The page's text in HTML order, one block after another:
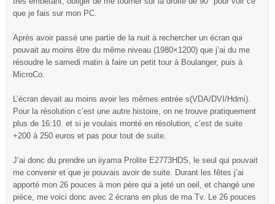
que je fais sur mon PC.
Après avoir passé une partie de la nuit à rechercher un écran qui
pouvait au moins être du même niveau (1980×1200) que j’ai du me
résoudre le samedi matin à faire un petit tour à Boulanger, puis à
MicroCo.
L’écran devait au moins avoir les mêmes entrée s(VDA/DVI/Hdmi).
Pour la résolution c’est une autre histoire, on ne trouve pratiquement
plus de 16:10. et si je voulais monté en résolution, c’est de suite
+200 à 250 euros et pas pour tout de suite.
J’ai donc du prendre un iiyama Prolite E2773HDS, le seul qui pouvait
me convenir et que je pouvais avoir de suite. Durant les fêtes j’ai
apporté mon 26 pouces à mon père qui a jeté un oeil, et changé une
pièce, me voici donc avec 2 écrans en plus de ma Tv. Le 26 pouces